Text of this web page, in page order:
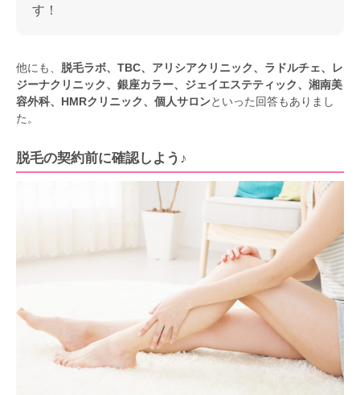
す！
他にも、 脱毛ラボ、TBC、アリシアクリニック、ラドルチェ、レ
ジーナクリニック、銀座カラー、ジェイエステティック、湘南美
容外科、HMRクリニック、個人サロンといった回答もありまし
た。
脱毛の契約前に確認しよう♪